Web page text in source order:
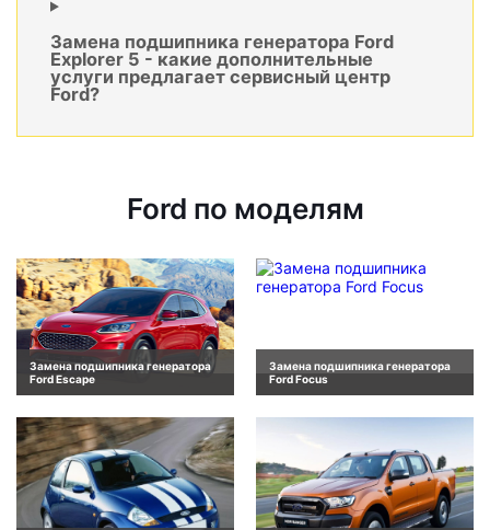
Замена подшипника генератора Ford
Explorer 5 - какие дополнительные
услуги предлагает сервисный центр
Ford?
Ford по моделям
Замена подшипника генератора
Ford Escape
Замена подшипника генератора
Ford Focus